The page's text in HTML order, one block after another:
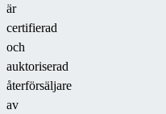
är
certifierad
och
auktoriserad
återförsäljare
av